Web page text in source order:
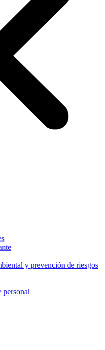
y prevención de riesgos
personal